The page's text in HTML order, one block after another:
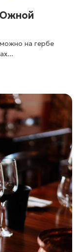
на гербе